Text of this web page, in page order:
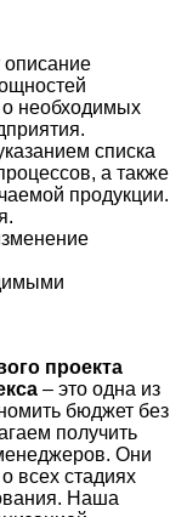
о необходимых
списка
а также
продукции.
проекта
– это одна из
бюджет без
получить
Они
всех стадиях
Наша